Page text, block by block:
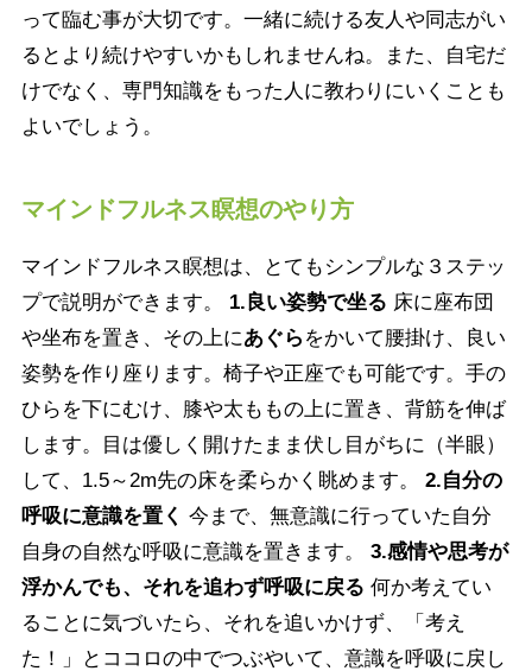
って臨む事が大切です。一緒に続ける友人や同志がい
るとより続けやすいかもしれませんね。また、自宅だ
けでなく、専門知識をもった人に教わりにいくことも
よいでしょう。
マインドフルネス瞑想のやり方
マインドフルネス瞑想は、とてもシンプルな３ステッ
プで説明ができます。 1.良い姿勢で坐る 床に座布団
や坐布を置き、その上にあぐら をかいて腰掛け、良い
姿勢を作り座ります。椅子や正座でも可能です。手の
ひらを下にむけ、膝や太ももの上に置き、背筋を伸ば
します。目は優しく開けたまま伏し目がちに（半眼）
して、1.5～2m先の床を柔らかく眺めます。 2.自分の
呼吸に意識を置く 今まで、無意識に行っていた自分
自身の自然な呼吸に意識を置きます。 3.感情や思考が
浮かんでも、それを追わず呼吸に戻る 何か考えてい
ることに気づいたら、それを追いかけず、「考え
た！」とココロの中でつぶやいて、意識を呼吸に戻し